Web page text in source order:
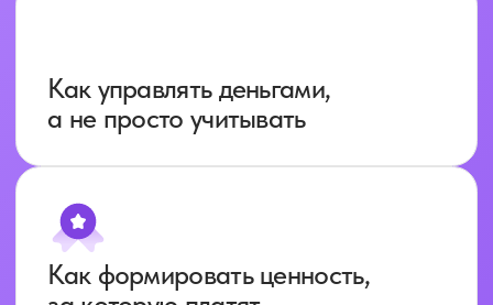
Предприниматель. Сооснователь
медицинского family-office «ЕС-клиника»
и благотворительного проекта